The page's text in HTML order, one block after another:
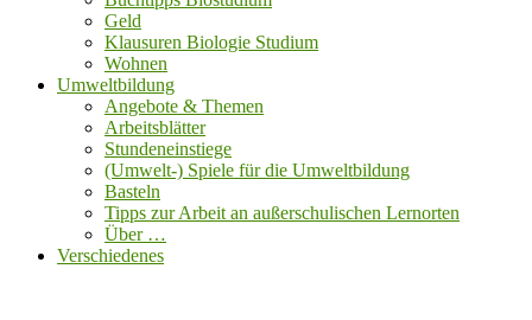
Geld
Klausuren Biologie Studium
Wohnen
Umweltbildung
Angebote & Themen
Arbeitsblätter
Stundeneinstiege
(Umwelt-) Spiele für die Umweltbildung
Basteln
Tipps zur Arbeit an außerschulischen Lernorten
Über …
Verschiedenes